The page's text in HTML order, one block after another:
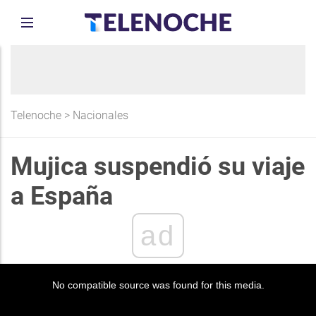
Telenoche > Nacionales
Mujica suspendió su viaje
a España
ad
No compatible source was found for this media.